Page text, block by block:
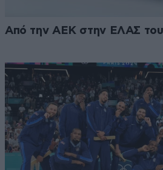
Από την ΑΕΚ στην ΕΛΑΣ του